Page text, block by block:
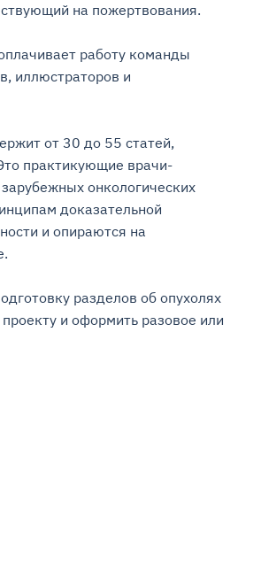
на пожертвования.
работу команды
иллюстраторов и
от 30 до 55 статей,
практикующие врачи-
онкологических
доказательной
и опираются на
разделов об опухолях
и оформить разовое или